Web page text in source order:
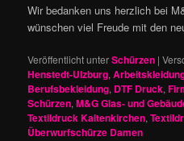
Wir bedanken uns herzlich bei
wünschen viel Freude mit den
Veröffentlicht unterSchürzen |
Henstedt-Ulzburg,
Berufsbekleidung, DTF Druck,
Schürzen,M&G Glas- und
Textildruck Kaltenkirchen,
Überwurfschürze Damen